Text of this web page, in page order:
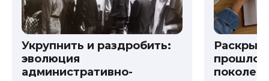
Укрупнить и раздробить:
эволюция
административно-